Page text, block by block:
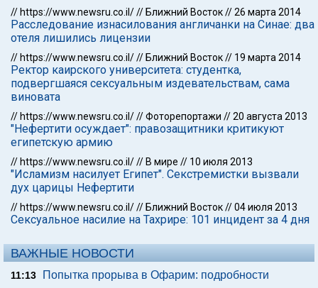
// https://www.newsru.co.il/// Ближний Восток//26 марта 2014
Расследование изнасилования англичанки на Синае: два
отеля лишились лицензии
// https://www.newsru.co.il/// Ближний Восток// 19 марта 2014
Ректор каирского университета: студентка,
подвергшаяся сексуальным издевательствам, сама
виновата
// https://www.newsru.co.il///Фоторепортажи //20 августа 2013
"Нефертити осуждает": правозащитники критикуют
египетскую армию
// https://www.newsru.co.il/// В мире // 10 июля 2013
"Исламизм насилует Египет". Секстремистки вызвали
дух царицы Нефертити
// https://www.newsru.co.il/// Ближний Восток//04 июля 2013
Сексуальное насилие на Тахрире: 101 инцидент за 4 дня
ВАЖНЫЕ НОВОСТИ
11:13 Попытка прорыва в Офарим: подробности